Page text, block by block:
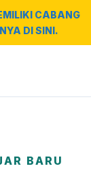
CABANG
DI SINI.
BARU